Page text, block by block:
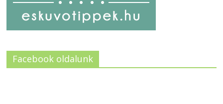
Facebook oldalunk